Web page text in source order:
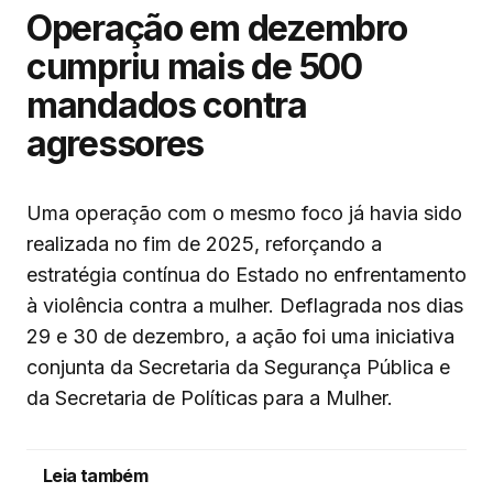
Operação em dezembro
cumpriu mais de 500
mandados contra
agressores
Uma operação com o mesmo foco já havia sido
realizada no fim de 2025, reforçando a
estratégia contínua do Estado no enfrentamento
à violência contra a mulher. Deflagrada nos dias
29 e 30 de dezembro, a ação foi uma iniciativa
conjunta da Secretaria da Segurança Pública e
da Secretaria de Políticas para a Mulher.
Leia também